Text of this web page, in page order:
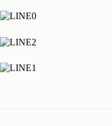
(00-
03)
Para-
Frente
S3